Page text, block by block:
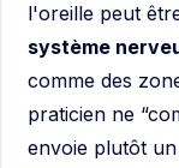
l'oreille peut
système
comme des
praticien ne
envoie plutôt